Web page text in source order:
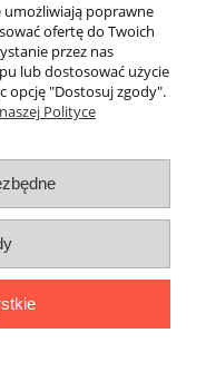
Językowa 2025
91-042 Łódź |
umożliwiają poprawne
ofertę do Twoich
przez nas
lub dostosować użycie
opcję "Dostosuj zgody".
Polityce